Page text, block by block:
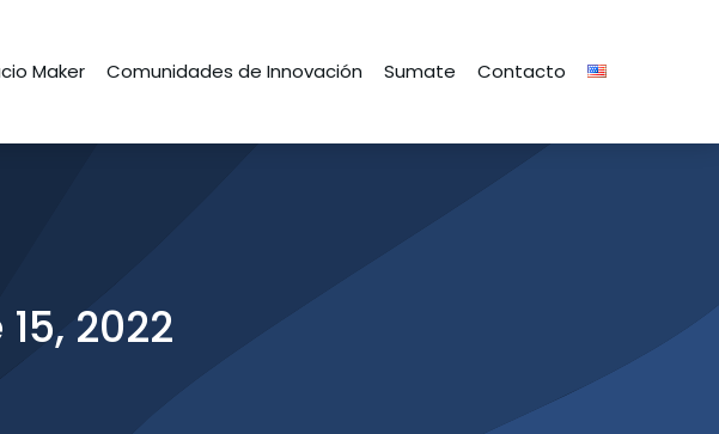
Maker Comunidades de Innovación Sumate Contacto
2022